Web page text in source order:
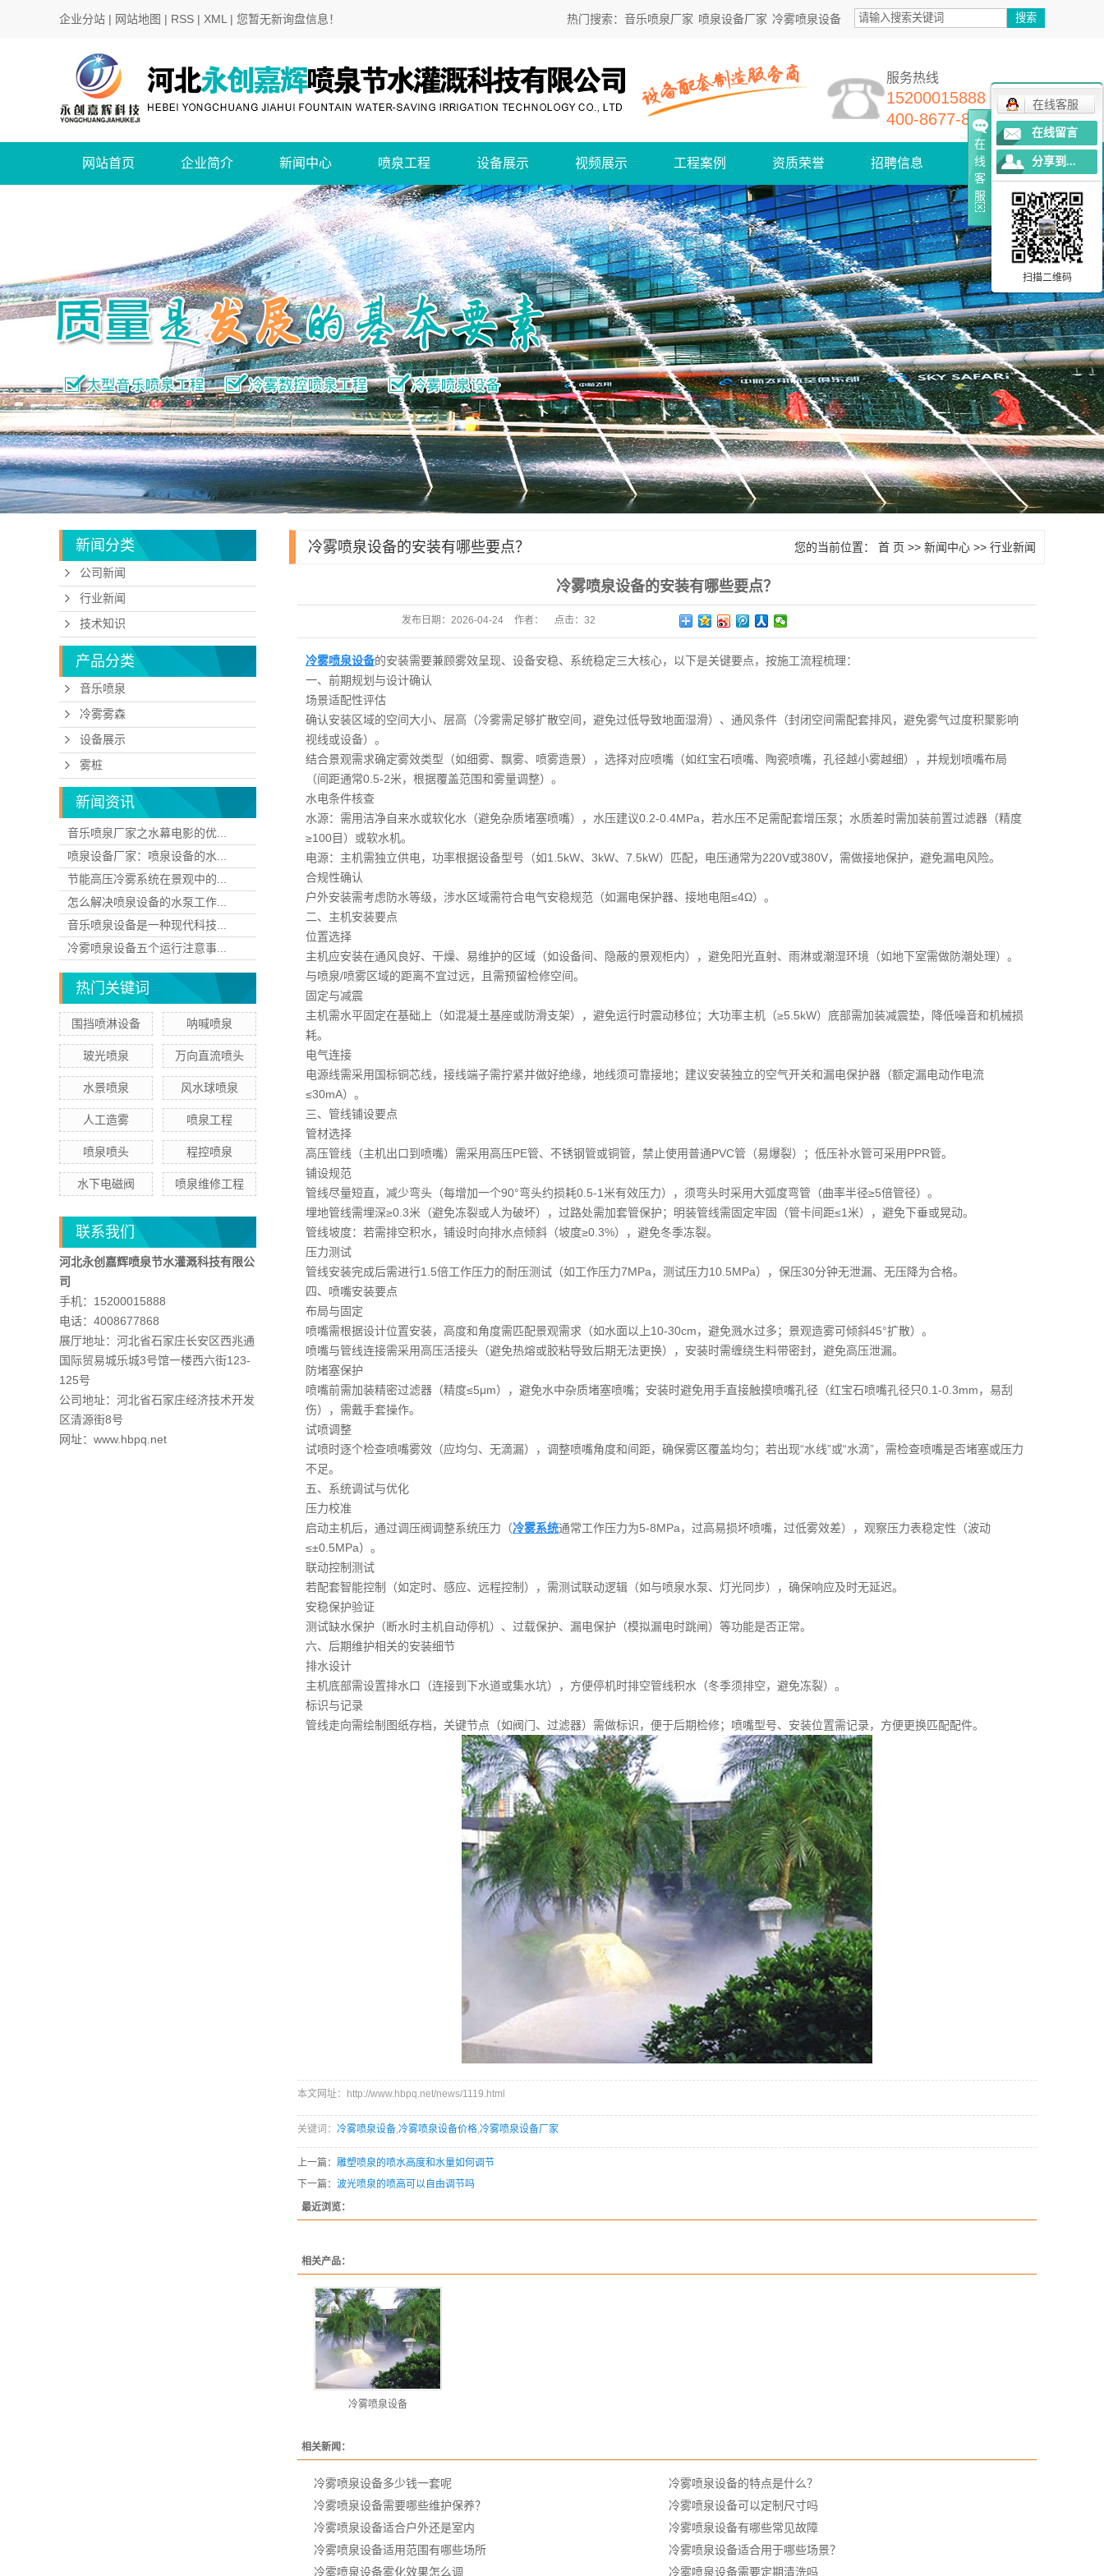
企业分站 | 网站地图 | RSS | XML | 您暂无新询盘信息！ 热门搜索： 音乐喷泉厂家 喷泉设备厂家 冷雾喷泉设备
服务热线
15200015888
400-8677-868
网站首页 企业简介 新闻中心
公司新闻
行业新闻
技术知识
喷泉工程 设备展示 视频展示 工程案例 资质荣誉 招聘信息 联系我们
新闻分类
公司新闻
行业新闻
技术知识
产品分类
音乐喷泉
冷雾雾森
设备展示
雾桩
新闻资讯
音乐喷泉厂家之水幕电影的优...
喷泉设备厂家：喷泉设备的水...
节能高压冷雾系统在景观中的...
怎么解决喷泉设备的水泵工作...
音乐喷泉设备是一种现代科技...
冷雾喷泉设备五个运行注意事...
热门关键词
围挡喷淋设备 呐喊喷泉
玻光喷泉 万向直流喷头
水景喷泉 风水球喷泉
人工造雾 喷泉工程
喷泉喷头 程控喷泉
水下电磁阀 喷泉维修工程
联系我们
河北永创嘉辉喷泉节水灌溉科技有限公
司
手机：15200015888
电话：4008677868
展厅地址：河北省石家庄长安区西兆通
国际贸易城乐城3号馆一楼西六街123-
125号
公司地址：河北省石家庄经济技术开发
区清源街8号
网址：www.hbpq.net
冷雾喷泉设备的安装有哪些要点？ 您的当前位置： 首 页 >> 新闻中心 >> 行业新闻
冷雾喷泉设备的安装有哪些要点？
发布日期： 2026-04-24 作者： 点击： 32
冷雾喷泉设备的安装需要兼顾雾效呈现、设备安稳、系统稳定三大核心，以下是关键要点，按施工流程梳理：
一、前期规划与设计确认
场景适配性评估
确认安装区域的空间大小、层高（冷雾需足够扩散空间，避免过低导致地面湿滑）、通风条件（封闭空间需配套排风，避免雾气过度积聚影响
视线或设备）。
结合景观需求确定雾效类型（如细雾、飘雾、喷雾造景），选择对应喷嘴（如红宝石喷嘴、陶瓷喷嘴，孔径越小雾越细），并规划喷嘴布局
（间距通常0.5-2米，根据覆盖范围和雾量调整）。
水电条件核查
水源：需用洁净自来水或软化水（避免杂质堵塞喷嘴），水压建议0.2-0.4MPa，若水压不足需配套增压泵；水质差时需加装前置过滤器（精度
≥100目）或软水机。
电源：主机需独立供电，功率根据设备型号（如1.5kW、3kW、7.5kW）匹配，电压通常为220V或380V，需做接地保护，避免漏电风险。
合规性确认
户外安装需考虑防水等级，涉水区域需符合电气安稳规范（如漏电保护器、接地电阻≤4Ω）。
二、主机安装要点
位置选择
主机应安装在通风良好、干燥、易维护的区域（如设备间、隐蔽的景观柜内），避免阳光直射、雨淋或潮湿环境（如地下室需做防潮处理）。
与喷泉/喷雾区域的距离不宜过远，且需预留检修空间。
固定与减震
主机需水平固定在基础上（如混凝土基座或防滑支架），避免运行时震动移位；大功率主机（≥5.5kW）底部需加装减震垫，降低噪音和机械损
耗。
电气连接
电源线需采用国标铜芯线，接线端子需拧紧并做好绝缘，地线须可靠接地；建议安装独立的空气开关和漏电保护器（额定漏电动作电流
≤30mA）。
三、管线铺设要点
管材选择
高压管线（主机出口到喷嘴）需采用高压PE管、不锈钢管或铜管，禁止使用普通PVC管（易爆裂）；低压补水管可采用PPR管。
铺设规范
管线尽量短直，减少弯头（每增加一个90°弯头约损耗0.5-1米有效压力），须弯头时采用大弧度弯管（曲率半径≥5倍管径）。
埋地管线需埋深≥0.3米（避免冻裂或人为破坏），过路处需加套管保护；明装管线需固定牢固（管卡间距≤1米），避免下垂或晃动。
管线坡度：若需排空积水，铺设时向排水点倾斜（坡度≥0.3%），避免冬季冻裂。
压力测试
管线安装完成后需进行1.5倍工作压力的耐压测试（如工作压力7MPa，测试压力10.5MPa），保压30分钟无泄漏、无压降为合格。
四、喷嘴安装要点
布局与固定
喷嘴需根据设计位置安装，高度和角度需匹配景观需求（如水面以上10-30cm，避免溅水过多；景观造雾可倾斜45°扩散）。
喷嘴与管线连接需采用高压活接头（避免热熔或胶粘导致后期无法更换），安装时需缠绕生料带密封，避免高压泄漏。
防堵塞保护
喷嘴前需加装精密过滤器（精度≤5μm），避免水中杂质堵塞喷嘴；安装时避免用手直接触摸喷嘴孔径（红宝石喷嘴孔径只0.1-0.3mm，易刮
伤），需戴手套操作。
试喷调整
试喷时逐个检查喷嘴雾效（应均匀、无滴漏），调整喷嘴角度和间距，确保雾区覆盖均匀；若出现“水线”或“水滴”，需检查喷嘴是否堵塞或压力
不足。
五、系统调试与优化
压力校准
启动主机后，通过调压阀调整系统压力（冷雾系统通常工作压力为5-8MPa，过高易损坏喷嘴，过低雾效差），观察压力表稳定性（波动
≤±0.5MPa）。
联动控制测试
若配套智能控制（如定时、感应、远程控制），需测试联动逻辑（如与喷泉水泵、灯光同步），确保响应及时无延迟。
安稳保护验证
测试缺水保护（断水时主机自动停机）、过载保护、漏电保护（模拟漏电时跳闸）等功能是否正常。
六、后期维护相关的安装细节
排水设计
主机底部需设置排水口（连接到下水道或集水坑），方便停机时排空管线积水（冬季须排空，避免冻裂）。
标识与记录
管线走向需绘制图纸存档，关键节点（如阀门、过滤器）需做标识，便于后期检修；喷嘴型号、安装位置需记录，方便更换匹配配件。
本文网址：http://www.hbpq.net/news/1119.html
关键词： 冷雾喷泉设备,冷雾喷泉设备价格,冷雾喷泉设备厂家
上一篇： 雕塑喷泉的喷水高度和水量如何调节
下一篇： 波光喷泉的喷高可以自由调节吗
最近浏览：
相关产品：
冷雾喷泉设备
相关新闻：
冷雾喷泉设备多少钱一套呢
冷雾喷泉设备的特点是什么？
冷雾喷泉设备需要哪些维护保养？
冷雾喷泉设备可以定制尺寸吗
冷雾喷泉设备适合户外还是室内
冷雾喷泉设备有哪些常见故障
冷雾喷泉设备适用范围有哪些场所
冷雾喷泉设备适合用于哪些场景？
冷雾喷泉设备雾化效果怎么调
冷雾喷泉设备需要定期清洗吗
在
线
客
服
在线客服
在线留言
分享到...
扫描二维码